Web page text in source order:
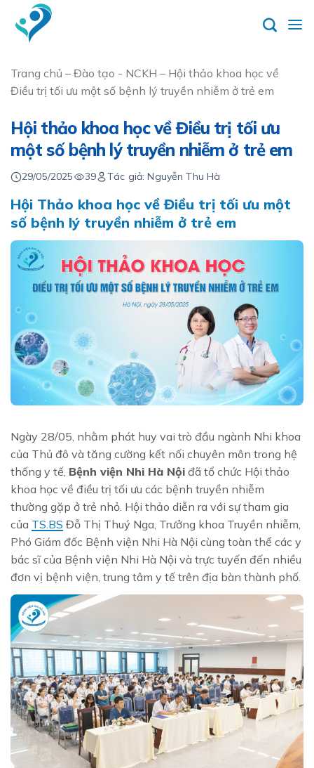
content
Trang chủ – Đào tạo - NCKH – Hội thảo khoa học về
Điều trị tối ưu một số bệnh lý truyền nhiễm ở trẻ em
Hội thảo khoa học về Điều trị tối ưu
một số bệnh lý truyền nhiễm ở trẻ em
Tác giả: Nguyễn Thu Hà
29/05/2025 39
Hội Thảo khoa học về Điều trị tối ưu một
số bệnh lý truyền nhiễm ở trẻ em
Ngày 28/05, nhằm phát huy vai trò đầu ngành Nhi khoa
của Thủ đô và tăng cường kết nối chuyên môn trong hệ
thống y tế, Bệnh viện Nhi Hà Nội đã tổ chức Hội thảo
khoa học về điều trị tối ưu các bệnh truyền nhiễm
thường gặp ở trẻ nhỏ. Hội thảo diễn ra với sự tham gia
của TS.BS Đỗ Thị Thuý Nga, Trưởng khoa Truyền nhiễm,
Phó Giám đốc Bệnh viện Nhi Hà Nội cùng toàn thể các y
bác sĩ của Bệnh viện Nhi Hà Nội và trực tuyến đến nhiều
đơn vị bệnh viện, trung tâm y tế trên địa bàn thành phố.